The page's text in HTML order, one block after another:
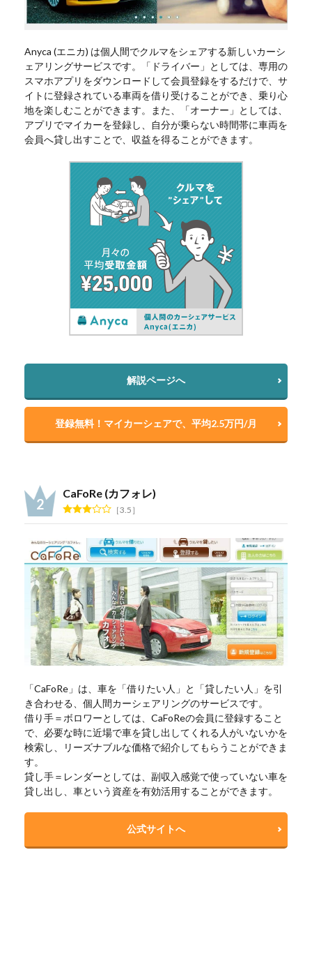
Anyca (エニカ) は個人間でクルマをシェアする新しいカーシ
ェアリングサービスです。「ドライバー」としては、専用の
スマホアプリをダウンロードして会員登録をするだけで、サ
イトに登録されている車両を借り受けることができ、乗り心
地を楽しむことができます。また、「オーナー」としては、
アプリでマイカーを登録し、自分が乗らない時間帯に車両を
会員へ貸し出すことで、収益を得ることができます。
解説ページへ
登録無料！マイカーシェアで、平均2.5万円/月
CaFoRe (カフォレ)
3.5
「CaFoRe」は、車を「借りたい人」と「貸したい人」を引
き合わせる、個人間カーシェアリングのサービスです。
借り手＝ボロワーとしては、CaFoReの会員に登録すること
で、必要な時に近場で車を貸し出してくれる人がいないかを
検索し、リーズナブルな価格で紹介してもらうことができま
す。
貸し手＝レンダーとしては、副収入感覚で使っていない車を
貸し出し、車という資産を有効活用することができます。
公式サイトへ